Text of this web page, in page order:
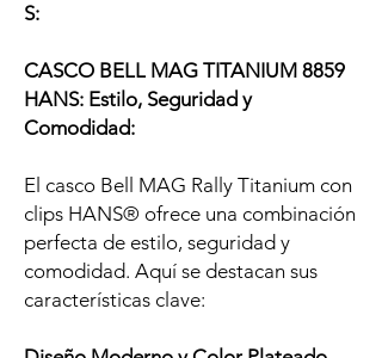
S:
CASCO BELL MAG TITANIUM 8859
HANS: Estilo, Seguridad y
Comodidad:
El casco Bell MAG Rally Titanium con
clips HANS® ofrece una combinación
perfecta de estilo, seguridad y
comodidad. Aquí se destacan sus
características clave: